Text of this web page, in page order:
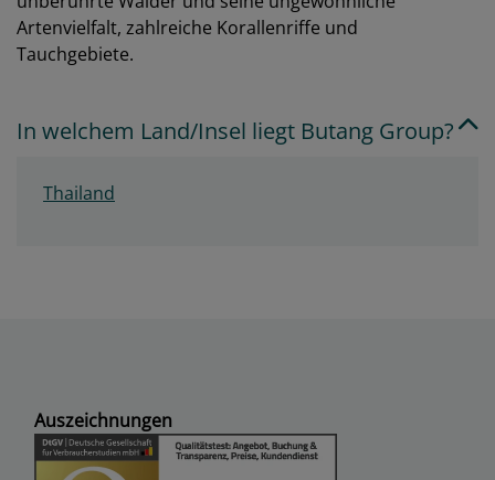
Artenvielfalt, zahlreiche Korallenriffe und
Tauchgebiete.
In welchem Land/Insel liegt Butang Group?
Thailand
Auszeichnungen